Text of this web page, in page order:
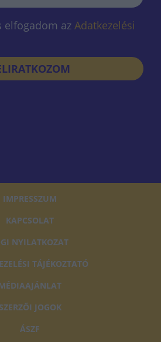
elfogadom az Adatkezelési
IMPRESSZUM
KAPCSOLAT
NYILATKOZAT
TÁJÉKOZTATÓ
SZERZŐI JOGOK
ÁSZF